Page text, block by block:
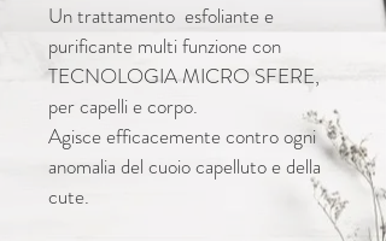
Un trattamento  esfoliante e
purificante multi funzione con
TECNOLOGIA MICRO SFERE,
per capelli e corpo.
Agisce efficacemente contro ogni
anomalia del cuoio capelluto e della
cute.